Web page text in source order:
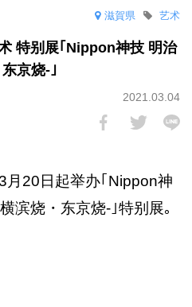
滋賀県 艺术
特别展｢Nippon神技 明治
京烧-｣
2021.03.04
月20日起举办｢Nippon神
滨烧・东京烧-｣特别展｡